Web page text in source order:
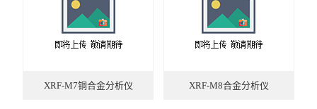
XRF-M7铜合金分析仪 XRF-M8合金分析仪